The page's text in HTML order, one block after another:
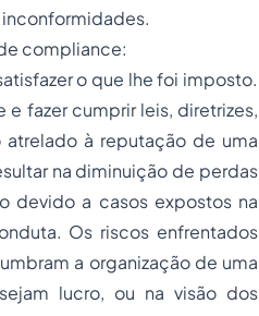
compliance:
o que lhe foi imposto.
fazer cumprir leis, diretrizes,
à reputação de uma
na diminuição de perdas
devido a casos expostos na
Os riscos enfrentados
a organização de uma
lucro, ou na visão dos